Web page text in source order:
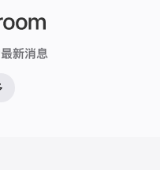
新消息